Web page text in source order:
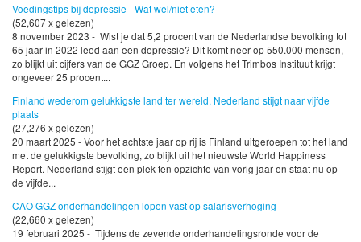
Voedingstips bij depressie - Wat wel/niet eten?
(52,607 x gelezen)
8 november 2023 - Wist je dat 5,2 procent van de Nederlandse bevolking tot
65 jaar in 2022 leed aan een depressie? Dit komt neer op 550.000 mensen,
zo blijkt uit cijfers van de GGZ Groep. En volgens het Trimbos Instituut krijgt
ongeveer 25 procent...
Finland wederom gelukkigste land ter wereld, Nederland stijgt naar vijfde
plaats
(27,276 x gelezen)
20 maart 2025 - Voor het achtste jaar op rij is Finland uitgeroepen tot het land
met de gelukkigste bevolking, zo blijkt uit het nieuwste World Happiness
Report. Nederland stijgt een plek ten opzichte van vorig jaar en staat nu op
de vijfde...
CAO GGZ onderhandelingen lopen vast op salarisverhoging
(22,660 x gelezen)
19 februari 2025 - Tijdens de zevende onderhandelingsronde voor de